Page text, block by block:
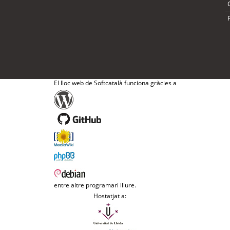
El lloc web de Softcatalà funciona gràcies a
entre altre programari lliure.
Hostatjat a: